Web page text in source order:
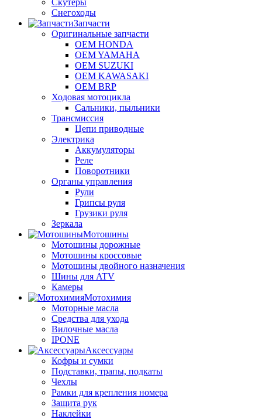
Скутеры
Снегоходы
Запчасти
Оригинальные запчасти
OEM HONDA
OEM YAMAHA
OEM SUZUKI
OEM KAWASAKI
OEM BRP
Ходовая мотоцикла
Сальники, пыльники
Трансмиссия
Цепи приводные
Электрика
Аккумуляторы
Реле
Поворотники
Органы управления
Рули
Грипсы руля
Грузики руля
Зеркала
Мотошины
Мотошины дорожные
Мотошины кроссовые
Мотошины двойного назначения
Шины для ATV
Камеры
Мотохимия
Моторные масла
Средства для ухода
Вилочные масла
IPONE
Аксессуары
Кофры и сумки
Подставки, трапы, подкаты
Чехлы
Рамки для крепления номера
Защита рук
Наклейки